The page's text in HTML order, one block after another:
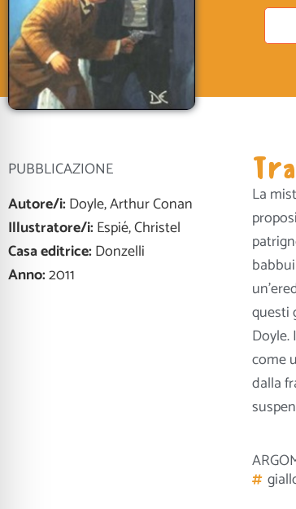
PUBBLICAZIONE
Autore/i:Doyle, Arthur Conan
Illustratore/i:Espié, Christel
Casa editrice:Donzelli
Anno:2011
La
questi
come
dalla